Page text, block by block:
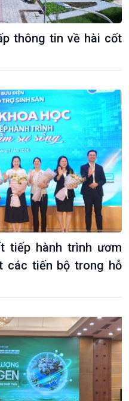
thông tin về hài cốt
tiếp hành trình ươm
các tiến bộ trong hỗ